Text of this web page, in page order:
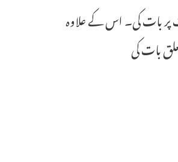
بات کی۔ اس کے علاوہ
بات کی